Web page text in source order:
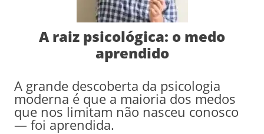
A raiz psicológica: o medo
aprendido
A grande descoberta da psicologia
moderna é que a maioria dos medos
que nos limitam não nasceu conosco
— foi aprendida.